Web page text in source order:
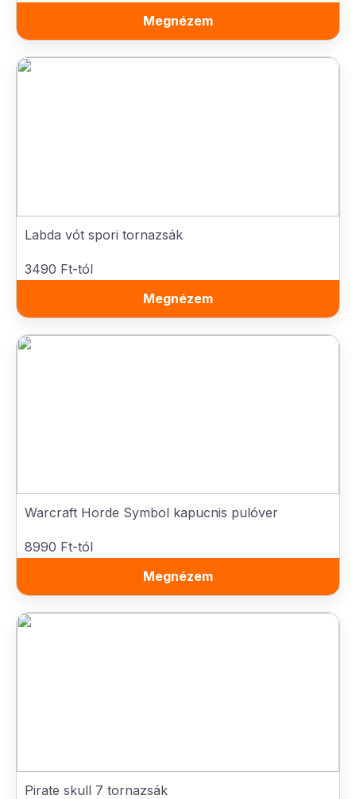
Megnézem
Labda vót spori tornazsák
3490 Ft-tól
Megnézem
Warcraft Horde Symbol kapucnis pulóver
8990 Ft-tól
Megnézem
Pirate skull 7 tornazsák